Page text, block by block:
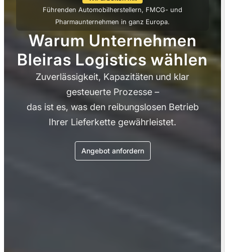
Führenden Automobilherstellern, FMCG- und
Pharmaunternehmen in ganz Europa.
Warum Unternehmen
Bleiras Logistics wählen
Zuverlässigkeit, Kapazitäten und klar
gesteuerte Prozesse –
das ist es, was den reibungslosen Betrieb
Ihrer Lieferkette gewährleistet.
Angebot anfordern